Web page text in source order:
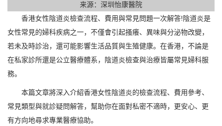
来源：深圳怡康醫院
香港女性陰道炎檢查流程、費用與常見問題一次解答!陰道炎是
女性常見的婦科疾病之一，不僅會引起搔癢、異味與分泌物改變，
若未及時診治，還可能影響生活品質與生殖健康。在香港，不論是
在私家診所還是公立醫療體系，陰道炎檢查與治療皆屬常見婦科服
務。
本篇文章將深入介紹香港女性陰道炎的檢查流程、費用參考、
常見類型與就診疑問解答，幫助你在面對私密不適時，更安心、更
有方向地尋求專業醫療協助。